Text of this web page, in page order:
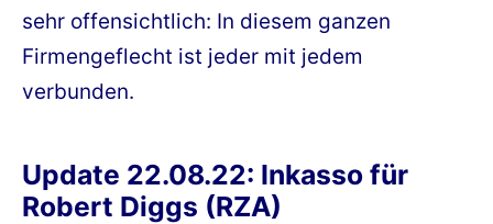
sehr offensichtlich: In diesem ganzen
Firmengeflecht ist jeder mit jedem
verbunden.
Update 22.08.22: Inkasso für
Robert Diggs (RZA)